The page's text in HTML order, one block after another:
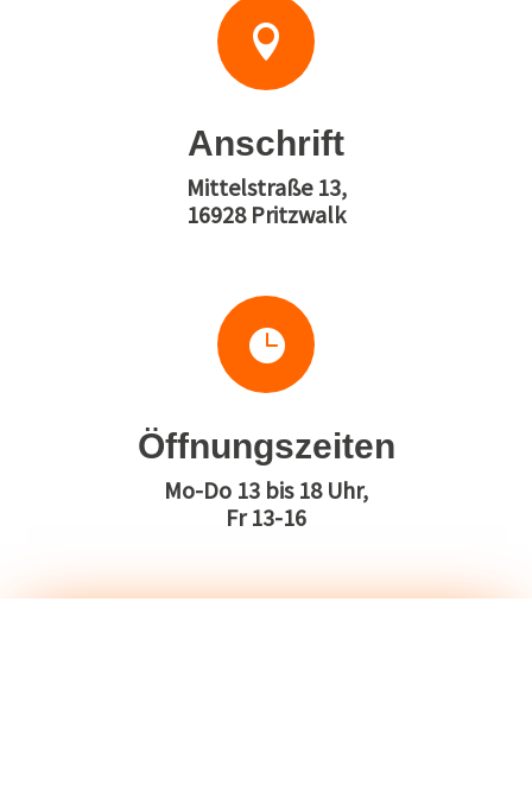

Anschrift
Mittelstraße 13,
16928 Pritzwalk

Öffnungszeiten
Mo-Do 13 bis 18 Uhr,
Fr 13-16